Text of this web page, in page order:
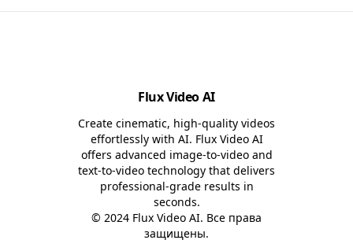
Flux Video AI
Create cinematic, high-quality videos
effortlessly with AI. Flux Video AI
offers advanced image-to-video and
text-to-video technology that delivers
professional-grade results in
seconds.
© 2024 Flux Video AI. Все права
защищены.